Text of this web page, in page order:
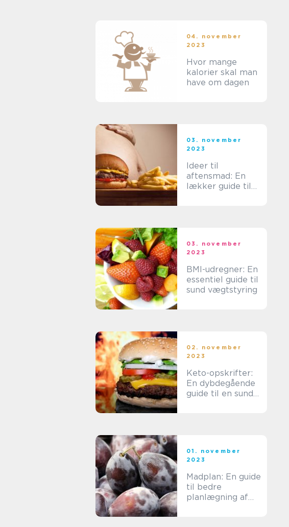
04. november
2023
Hvor mange
kalorier skal man
have om dagen
03. november
2023
Ideer til
aftensmad: En
lækker guide til
03. november
2023
BMI-udregner: En
essentiel guide til
sund vægtstyring
02. november
2023
Keto-opskrifter:
En dybdegående
guide til en sund
01. november
2023
Madplan: En guide
til bedre
planlægning af